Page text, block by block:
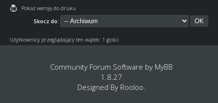
Pokaż wersję do druku
Skocz do:
Użytkownicy przeglądający ten wątek: 1 gości
Community Forum Software by MyBB
1.8.27
Designed By Rooloo